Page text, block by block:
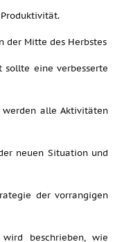
der Mitte des Herbstes
sollte eine verbesserte
alle Aktivitäten
neuen Situation und
der vorrangigen
wird beschrieben, wie